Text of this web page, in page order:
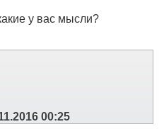
у вас мысли?
00:25